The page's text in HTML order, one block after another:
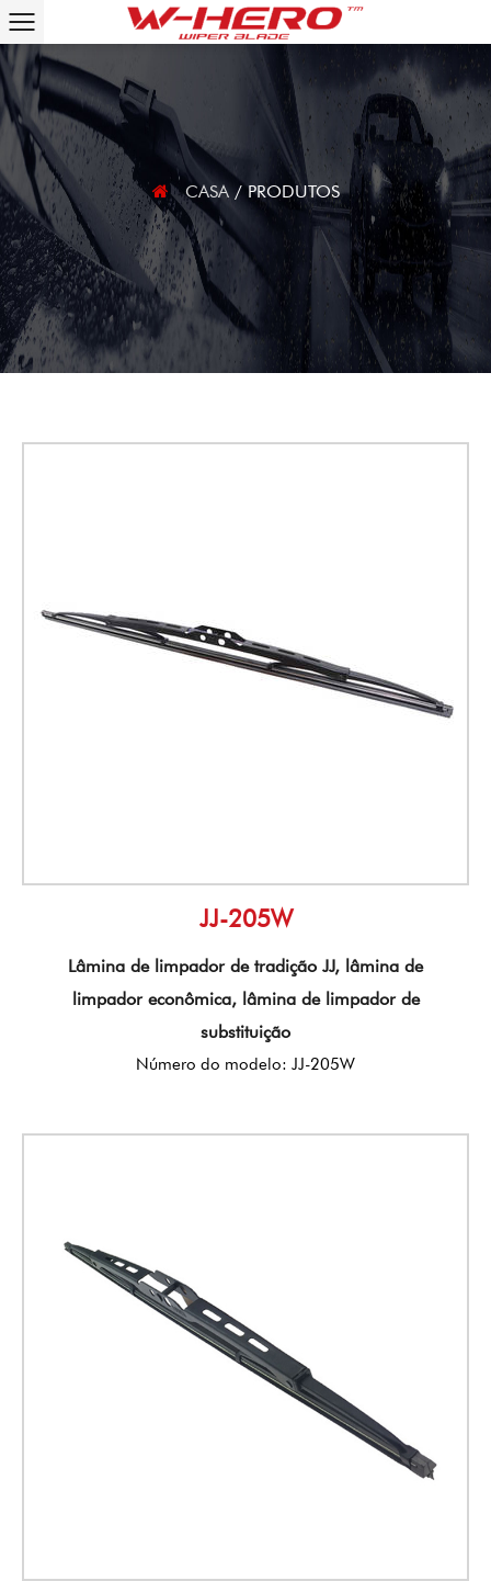
CASA/PRODUTOS
JJ-205W
Lâmina de limpador de tradição JJ, lâmina de
limpador econômica, lâmina de limpador de
substituição
Número do modelo: JJ-205W